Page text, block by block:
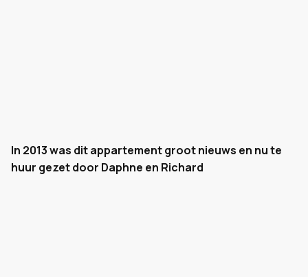
In 2013 was dit appartement groot nieuws en nu te
huur gezet door Daphne en Richard